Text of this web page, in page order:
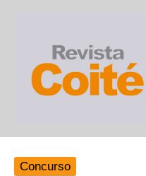
conteúdo
Concurso